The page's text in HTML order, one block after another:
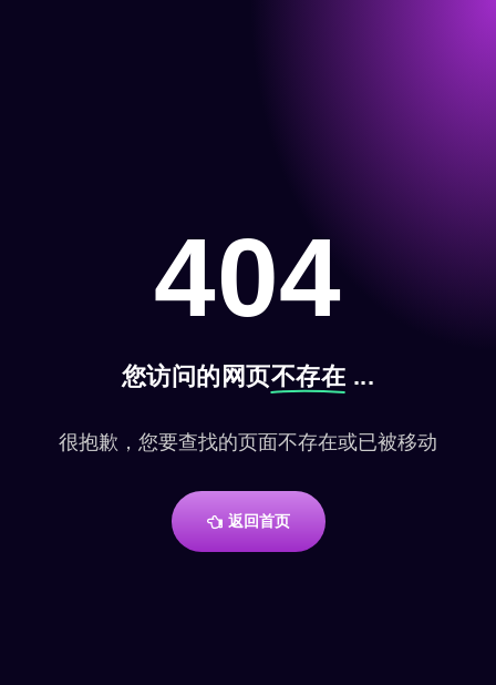
404
您访问的网页不存在 ...
很抱歉，您要查找的页面不存在或已被移动
返回首页